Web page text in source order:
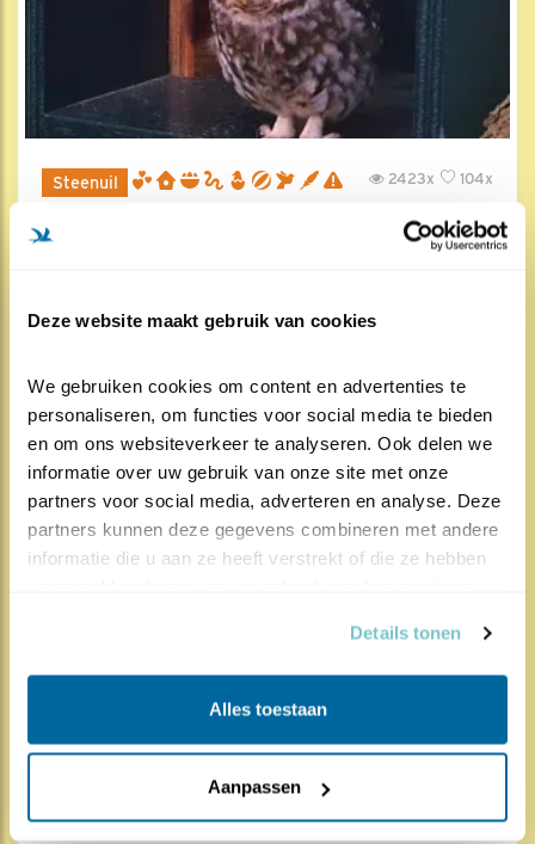
Deze website maakt gebruik van cookies
We gebruiken cookies om content en advertenties te
personaliseren, om functies voor social media te bieden
en om ons websiteverkeer te analyseren. Ook delen we
informatie over uw gebruik van onze site met onze
partners voor social media, adverteren en analyse. Deze
partners kunnen deze gegevens combineren met andere
informatie die u aan ze heeft verstrekt of die ze hebben
Details tonen
Alles toestaan
Aanpassen
Steenuil 104x
2423x
Uilen van Lichtenvoorde
De eerste uitvlieger